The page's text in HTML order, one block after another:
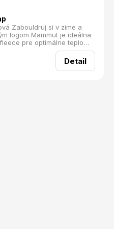
Zabouldruj si v zime a
logom Mammut je ideálna
pre optimálne teplo
logo Mammut
50% vlna Hmotnosť (g):
Detail